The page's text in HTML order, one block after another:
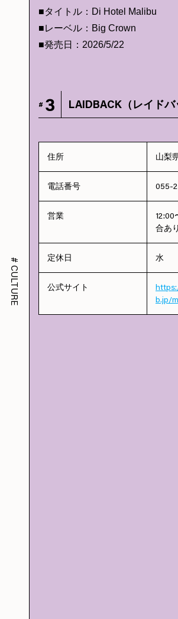
#
CULTURE
■タイトル：Di Hotel Malibu
■レーベル：Big Crown
■発売日：2026/5/22
# 3 LAIDBACK（レイドバ
住所 山梨
電話番号 055-
営業
12:00
合あ
定休日 水
公式サイト
b.jp/